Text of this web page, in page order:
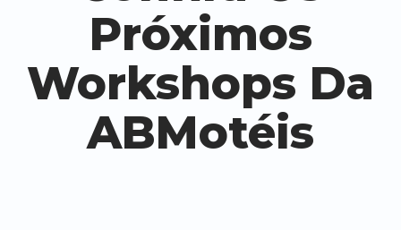
Próximos
Workshops Da
ABMotéis